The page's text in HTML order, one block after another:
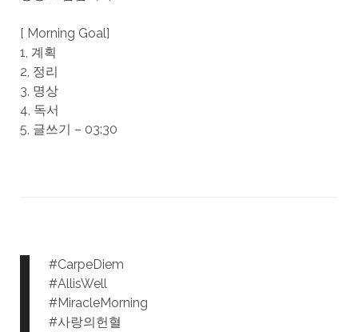
[ Morning Goal]
1, 계획
2, 정리
3, 명상
4, 독서
5, 글쓰기 – 03:30
#CarpeDiem
#AllisWell
#MiracleMorning
#사랑의헌혈